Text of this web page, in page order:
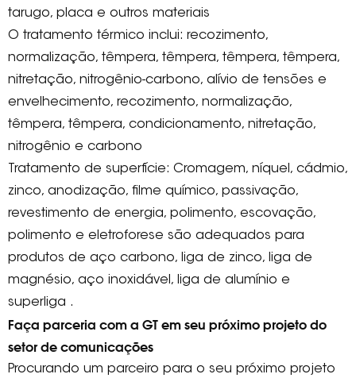
tarugo, placa e outros materiais
O tratamento térmico inclui: recozimento,
normalização, têmpera, têmpera, têmpera, têmpera,
nitretação, nitrogênio-carbono, alívio de tensões e
envelhecimento, recozimento, normalização,
têmpera, têmpera, condicionamento, nitretação,
nitrogênio e carbono
Tratamento de superfície: Cromagem, níquel, cádmio,
zinco, anodização, filme químico, passivação,
revestimento de energia, polimento, escovação,
polimento e eletroforese são adequados para
produtos de aço carbono, liga de zinco, liga de
magnésio, aço inoxidável, liga de alumínio e
superliga .
Faça parceria com a GT em seu próximo projeto do
setor de comunicações
Procurando um parceiro para o seu próximo projeto